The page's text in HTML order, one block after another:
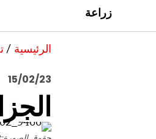
زراعة
الرئيسية /
15/02/23